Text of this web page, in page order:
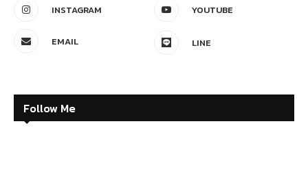
INSTAGRAM YOUTUBE
EMAIL LINE
Follow Me